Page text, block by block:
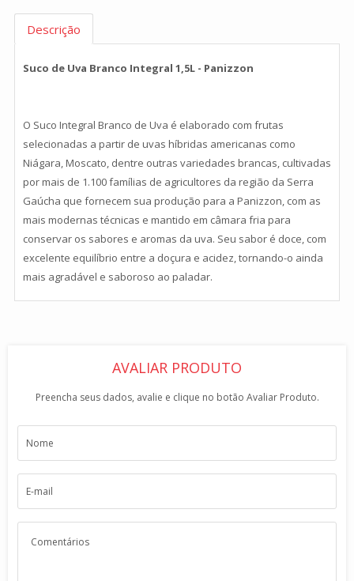
Descrição
Suco de Uva Branco Integral 1,5L - Panizzon
O Suco Integral Branco de Uva é elaborado com frutas
selecionadas a partir de uvas híbridas americanas como
Niágara, Moscato, dentre outras variedades brancas, cultivadas
por mais de 1.100 famílias de agricultores da região da Serra
Gaúcha que fornecem sua produção para a Panizzon, com as
mais modernas técnicas e mantido em câmara fria para
conservar os sabores e aromas da uva. Seu sabor é doce, com
excelente equilíbrio entre a doçura e acidez, tornando-o ainda
mais agradável e saboroso ao paladar.
AVALIAR PRODUTO
Preencha seus dados, avalie e clique no botão Avaliar Produto.